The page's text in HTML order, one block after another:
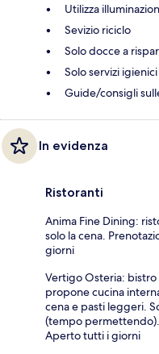
Utilizza
Sevizio riciclo
Solo docce a
Solo servizi
Guide/consigli
In evidenza
Ristoranti
Anima Fine Dining:
solo la cena.
giorni
Vertigo Osteria: bistro
propone cucina
cena e pasti leggeri.
(tempo
Aperto tutti i giorni